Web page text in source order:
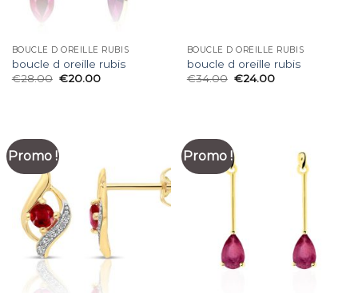
BOUCLE D OREILLE RUBIS
boucle d oreille rubis
€28.00 €20.00
BOUCLE D OREILLE RUBIS
boucle d oreille rubis
€34.00 €24.00
Promo ! Promo !